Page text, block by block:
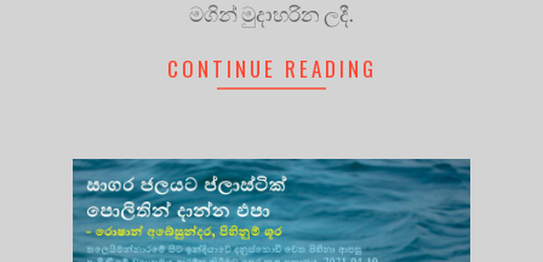
මගින් මුදාහරින ලදී.
CONTINUE READING